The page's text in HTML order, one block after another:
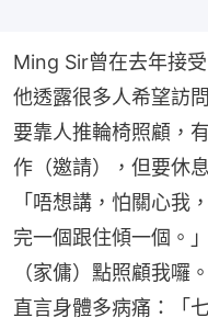
Ming Sir曾在去年接
他透露很多人希望訪
要靠人推輪椅照顧，
作（邀請），但要休
「唔想講，怕關心我
完一個跟住傾一個。
（家傭）點照顧我囉
直言身體多病痛：「